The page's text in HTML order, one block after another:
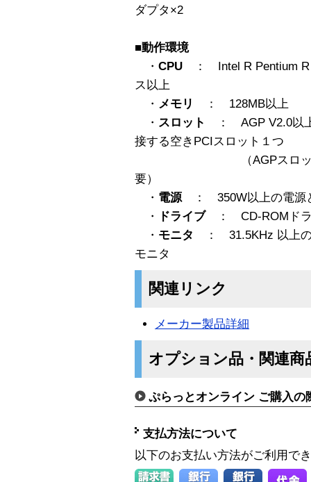
ダプタ×2
■動作環境
・ CPU ： Intel R Pentium R
ス以上
・ メモリ
： 128MB以上
・ スロット
： AGP V2.0以
接する空きPCIスロット１つ
（AGPスロットの上
要）
・ 電源 ： 350W以上の電源
・
ドライブ： CD-ROMドラ
・ モニタ
： 31.5KHz 以上の
モニタ
関連リンク
メーカー製品詳細
オプション品・関連商
ぷらっとオンライン ご購入の
支払方法について
以下のお支払い方法がご利用で